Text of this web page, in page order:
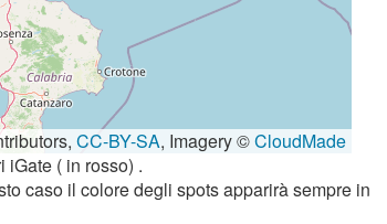
CC-BY-SA, Imagery ©CloudMade
( in rosso) .
caso il colore degli spots apparirà sempre in